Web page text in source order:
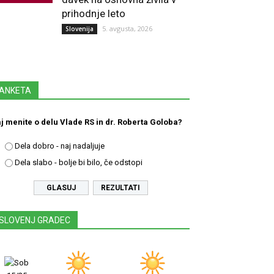
prihodnje leto
Slovenija 5. avgusta, 2026
menite o delu Vlade RS in dr. Roberta Goloba?
Dela dobro - naj nadaljuje
Dela slabo - bolje bi bilo, če odstopi
REZULTATI
GRADEC